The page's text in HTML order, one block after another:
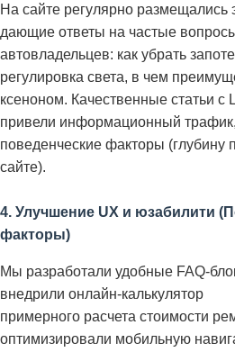
На сайте регулярно размещались
дающие ответы на частые
автовладельцев: как убрать
регулировка света, в чем
ксеноном. Качественные статьи с
привели информационный
поведенческие факторы (глубину
сайте).
4. Улучшение UX и юзабилити
факторы)
Мы разработали удобные FAQ-
внедрили онлайн-калькулятор
примерного расчета стоимости
оптимизировали мобильную